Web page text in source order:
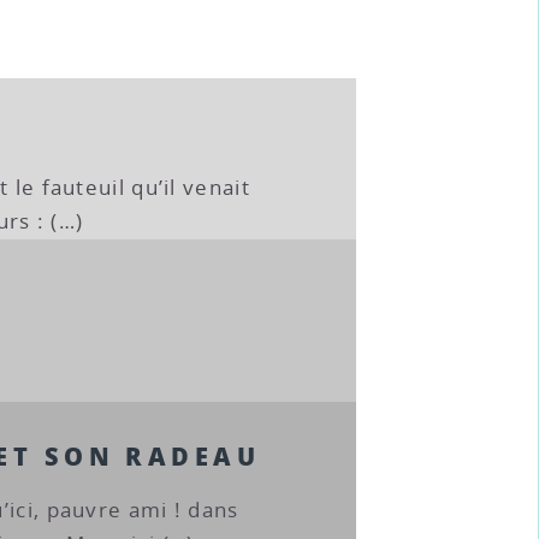
le fauteuil qu’il venait
: (…)
SON RADEAU
pauvre ami ! dans